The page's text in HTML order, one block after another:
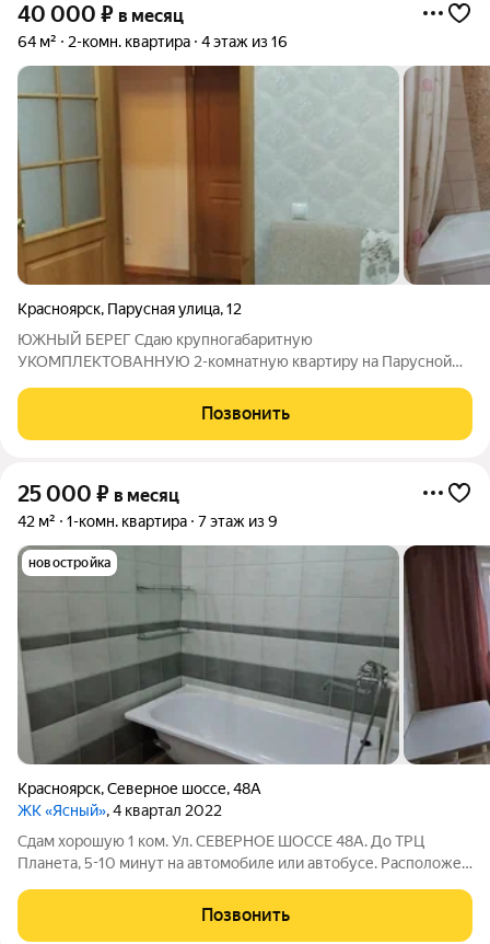
40 000 ₽ в месяц
64 м² 2-комн. квартира 4 этаж из 16
Красноярск, Парусная улица,12
ЮЖНЫЙ БЕРЕГ Сдаю крупногабаритную
УКОМПЛЕКТОВАННУЮ 2-комнатную квартиру на Парусной
раздельным сан узлом в кафеле, лоджия застеклена,
комфортный невысокий 4 этаж, лифты. Состояние хорошее.
Позвонить
25 000 ₽ в месяц
42 м² 1-комн. квартира 7 этаж из 9
новостройка
Красноярск,Северное шоссе,48А
ЖК «Ясный», 4 квартал 2022
Сдам хорошую 1 ком. Ул. СЕВЕРНОЕ ШОССЕ 48А. До ТРЦ
Планета, 5-10 минут на автомобиле или автобусе. Расположен
суеты. Квартира в хорошем состоянии, расположена на
седьмом этаже. Есть вся мебель
Позвонить